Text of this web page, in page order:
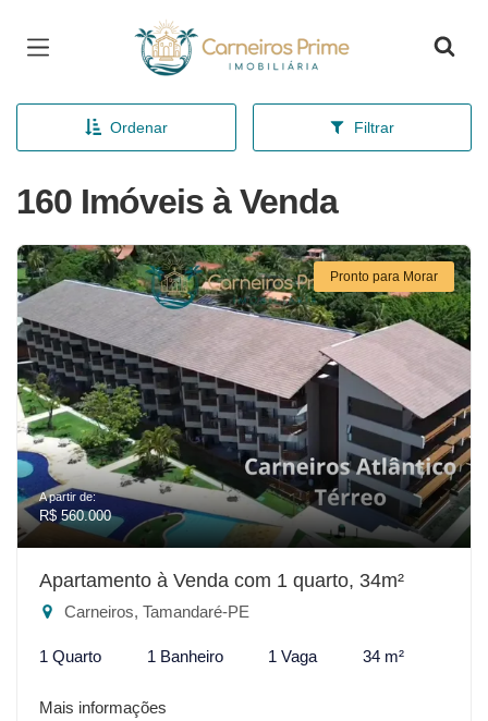
Página inicial
Ordenar Filtrar
160 Imóveis à Venda
Pronto para Morar
A partir de:
R$ 560.000
Apartamento à Venda com 1 quarto, 34m²
Carneiros, Tamandaré-PE
1 Quarto 1 Banheiro 1 Vaga 34 m²
Mais informações